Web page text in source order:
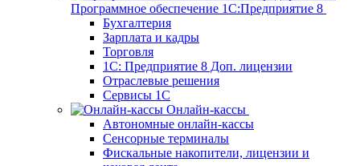
Программное обеспечение 1С:Предприятие 8
Бухгалтерия
Зарплата и кадры
Торговля
1C: Предприятие 8 Доп. лицензии
Отраслевые решения
Сервисы 1С
Онлайн-кассы
Автономные онлайн-кассы
Сенсорные терминалы
Фискальные накопители, лицензии и